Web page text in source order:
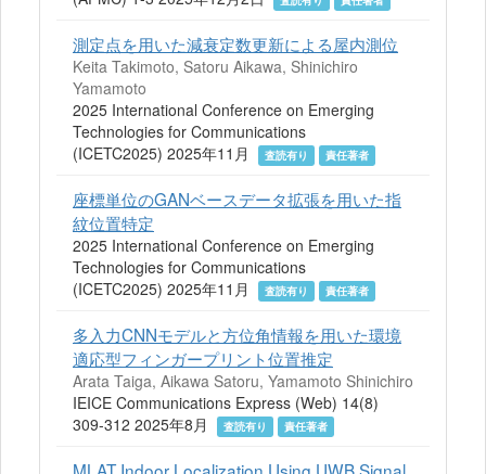
測定点を用いた減衰定数更新による屋内測位
Keita Takimoto, Satoru Aikawa, Shinichiro
Yamamoto
2025 International Conference on Emerging
Technologies for Communications
(ICETC2025) 2025年11月
査読有り 責任著者
座標単位のGANベースデータ拡張を用いた指
紋位置特定
2025 International Conference on Emerging
Technologies for Communications
(ICETC2025) 2025年11月
査読有り 責任著者
多入力CNNモデルと方位角情報を用いた環境
適応型フィンガープリント位置推定
Arata Taiga, Aikawa Satoru, Yamamoto Shinichiro
IEICE Communications Express (Web) 14(8)
309-312 2025年8月
査読有り 責任著者